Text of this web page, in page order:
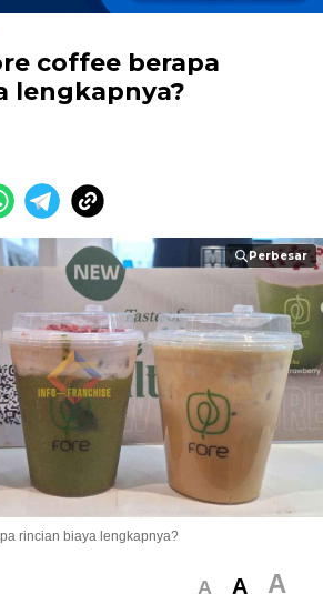
coffee berapa
lengkapnya?
Perbesar
rincian biaya lengkapnya?
A A A